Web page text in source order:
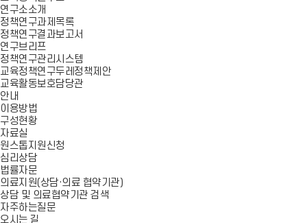
연구소소개
정책연구과제목록
정책연구결과보고서
연구브리프
정책연구관리시스템
교육정책연구두레정책제안
교육활동보호담당관
안내
이용방법
구성현황
자료실
원스톱지원신청
심리상담
법률자문
의료지원(상담·의료 협약기관)
상담 및 의료협약기관 검색
자주하는질문
오시는 길